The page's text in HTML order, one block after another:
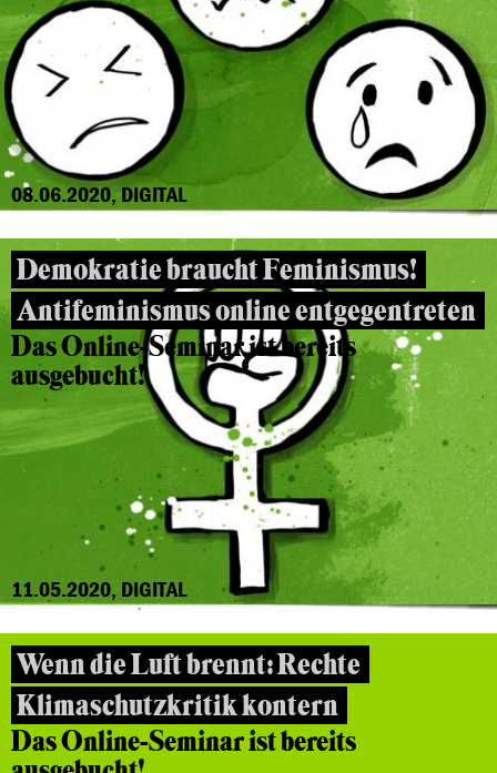
08.06.2020, DIGITAL
Demokratie braucht Feminismus!
Antifeminismus online entgegentreten
Das Online-Seminar ist bereits
ausgebucht!
11.05.2020, DIGITAL
Wenn die Luft brennt: Rechte
Klimaschutzkritik kontern
Das Online-Seminar ist bereits